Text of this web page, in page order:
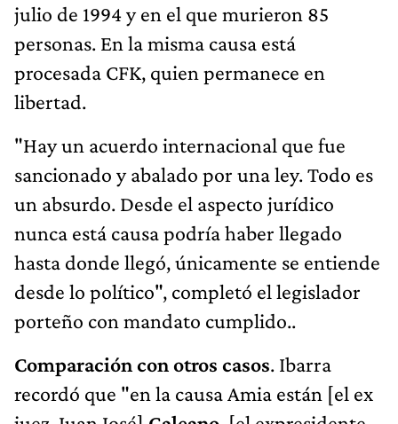
julio de 1994 y en el que murieron 85
personas. En la misma causa está
procesada CFK, quien permanece en
libertad.
"Hay un acuerdo internacional que fue
sancionado y abalado por una ley. Todo es
un absurdo. Desde el aspecto jurídico
nunca está causa podría haber llegado
hasta donde llegó, únicamente se entiende
desde lo político", completó el legislador
porteño con mandato cumplido..
Comparación con otros casos. Ibarra
recordó que "en la causa Amia están [el ex